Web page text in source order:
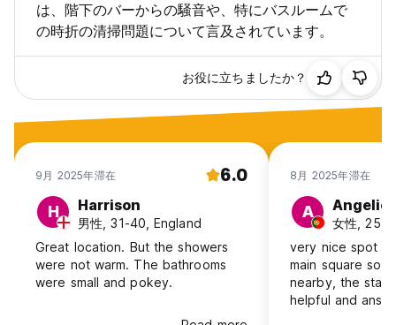
は、階下のバーからの騒音や、特にバスルームで
の時折の清掃問題について言及されています。
お役に立ちましたか？
9月 2025年滞在 6.0
H Harrison
男性, 31-40, England
Great location. But the showers
were not warm. The bathrooms
were small and pokey.
8月 2025年滞在
A
女性, 25-
very nice spot a
main square so
nearby, the staff
helpful and